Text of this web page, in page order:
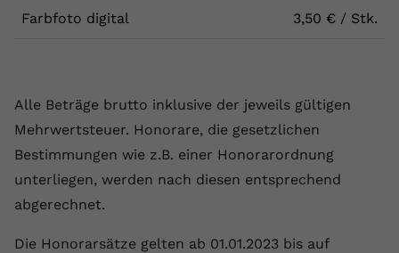
Farbfoto digital 3,50 € / Stk.
Alle Beträge brutto inklusive der jeweils gültigen
Mehrwertsteuer. Honorare, die gesetzlichen
Bestimmungen wie z.B. einer Honorarordnung
unterliegen, werden nach diesen entsprechend
abgerechnet.
Die Honorarsätze gelten ab 01.01.2023 bis auf